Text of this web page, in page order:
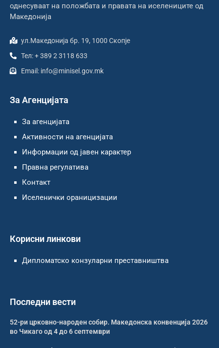
однесуваат на положбата и правата на иселениците од
Македонија
ул.Македонија бр. 19, 1000 Скопје
Тел: + 389 2 3118 633
Email: info@minisel.gov.mk
За Агенцијата
За агенцијата
Активности на агенцијата
Информации од јавен карактер
Правна регулатива
Контакт
Иселенички ораницизации
Корисни линкови
Дипломатско конзуларни преставништва
Последни вести
52-ри црковно-народен собир. Македонска конвенција 2026
во Чикаго од 4 до 6 септември